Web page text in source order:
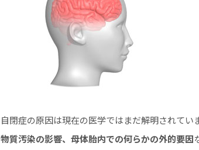
自閉症の原因は現在の医学ではまだ解明されてい
物質汚染の影響、母体胎内での何らかの外的要因